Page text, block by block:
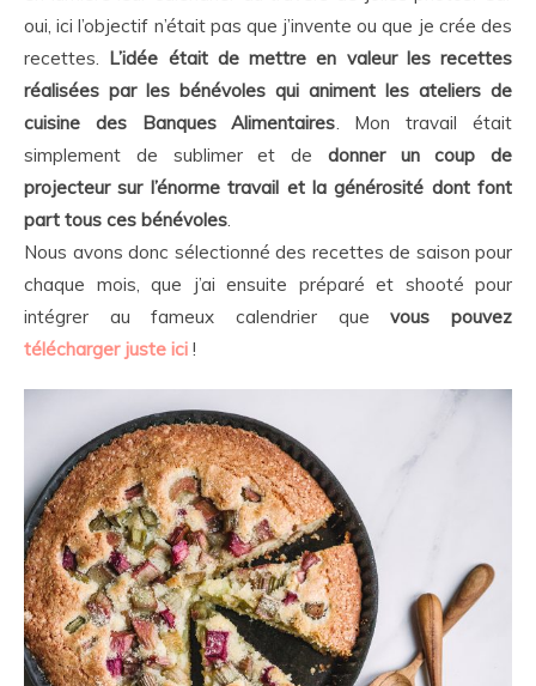
oui, ici l’objectif n’était pas que j’invente ou que je crée des
recettes. L’idée était de mettre en valeur les recettes
réalisées par les bénévoles qui animent les ateliers de
cuisine des Banques Alimentaires. Mon travail était
simplement de sublimer et de donner un coup de
projecteur sur l’énorme travail et la générosité dont font
part tous ces bénévoles.
Nous avons donc sélectionné des recettes de saison pour
chaque mois, que j’ai ensuite préparé et shooté pour
intégrer au fameux calendrier quevous pouvez
télécharger juste ici !